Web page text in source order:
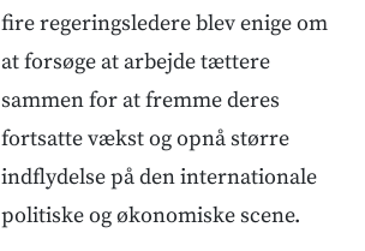
fire regeringsledere blev enige om
at forsøge at arbejde tættere
sammen for at fremme deres
fortsatte vækst og opnå større
indflydelse på den internationale
politiske og økonomiske scene.